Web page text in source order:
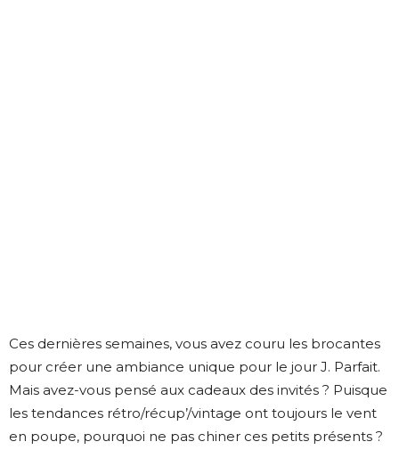
Ces dernières semaines, vous avez couru les brocantes
pour créer une ambiance unique pour le jour J. Parfait.
Mais avez-vous pensé aux cadeaux des invités ? Puisque
les tendances rétro/récup’/vintage ont toujours le vent
en poupe, pourquoi ne pas chiner ces petits présents ?